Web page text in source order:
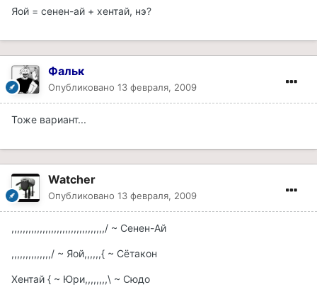
Яой = сенен-ай + хентай, нэ?
Фальк
Опубликовано 13 февраля, 2009
Тоже вариант...
Watcher
Опубликовано 13 февраля, 2009
,,,,,,,,,,,,,,,,,,,,,,,,,,,,,,,,,/ ~ Сенен-Ай
,,,,,,,,,,,,,,/ ~ Яой,,,,,,{ ~ Сётакон
Хентай { ~ Юри,,,,,,,,\ ~ Сюдо